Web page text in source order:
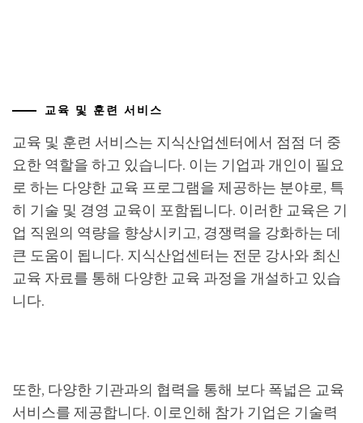
교육 및 훈련 서비스
교육 및 훈련 서비스는 지식산업센터에서 점점 더 중
요한 역할을 하고 있습니다. 이는 기업과 개인이 필요
로 하는 다양한 교육 프로그램을 제공하는 분야로, 특
히 기술 및 경영 교육이 포함됩니다. 이러한 교육은 기
업 직원의 역량을 향상시키고, 경쟁력을 강화하는 데
큰 도움이 됩니다. 지식산업센터는 전문 강사와 최신
교육 자료를 통해 다양한 교육 과정을 개설하고 있습
니다.
또한, 다양한 기관과의 협력을 통해 보다 폭넓은 교육
서비스를 제공합니다. 이로인해 참가 기업은 기술력